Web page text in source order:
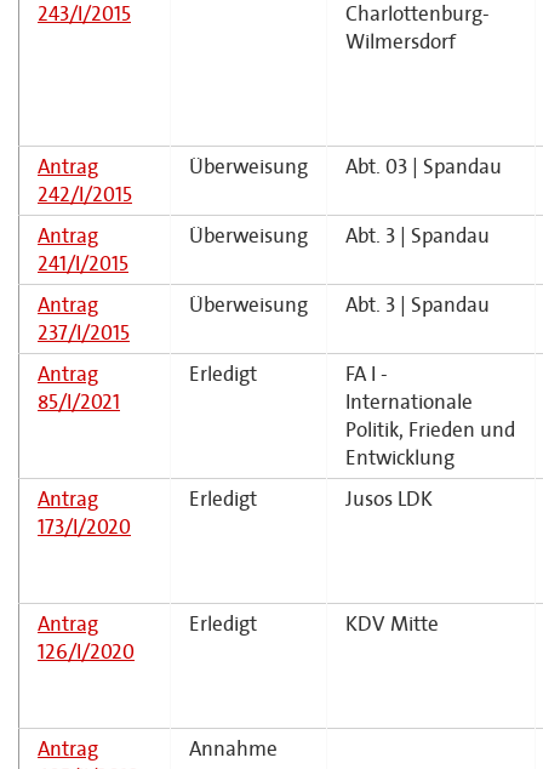
243/I/2015
Charlottenburg-
Wilmersdorf
Antrag
242/I/2015
Überweisung Abt. 03 | Spandau
Antrag
241/I/2015
Überweisung Abt. 3 | Spandau
Antrag
237/I/2015
Überweisung Abt. 3 | Spandau
Antrag
85/I/2021
Erledigt
FA I -
Internationale
Politik, Frieden und
Entwicklung
Antrag
173/I/2020
Erledigt Jusos LDK
Antrag
126/I/2020
Erledigt KDV Mitte
Antrag
Annahme